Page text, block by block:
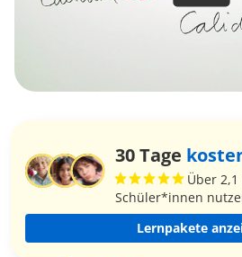
30 Tage
Über
Schüler*innen
Lernpakete